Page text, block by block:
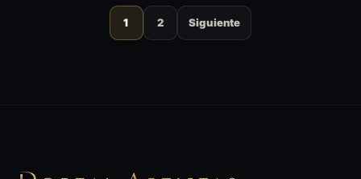
1 2 Siguiente